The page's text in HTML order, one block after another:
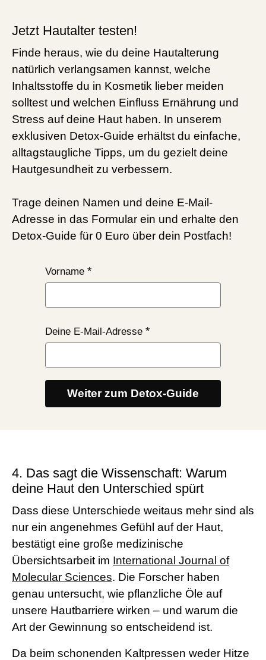
Jetzt Hautalter testen!
Finde heraus, wie du deine Hautalterung
natürlich verlangsamen kannst, welche
Inhaltsstoffe du in Kosmetik lieber meiden
solltest und welchen Einfluss Ernährung und
Stress auf deine Haut haben. In unserem
exklusiven Detox-Guide erhältst du einfache,
alltagstaugliche Tipps, um du gezielt deine
Hautgesundheit zu verbessern.
Trage deinen Namen und deine E-Mail-
Adresse in das Formular ein und erhalte den
Detox-Guide für 0 Euro über dein Postfach!
Vorname
Deine E-Mail-Adresse
Weiter zum Detox-Guide
4. Das sagt die Wissenschaft: Warum
deine Haut den Unterschied spürt
Dass diese Unterschiede weitaus mehr sind als
nur ein angenehmes Gefühl auf der Haut,
bestätigt eine große medizinische
Übersichtsarbeit im International Journal of
Molecular Sciences. Die Forscher haben
genau untersucht, wie pflanzliche Öle auf
unsere Hautbarriere wirken – und warum die
Art der Gewinnung so entscheidend ist.
Da beim schonenden Kaltpressen weder Hitze